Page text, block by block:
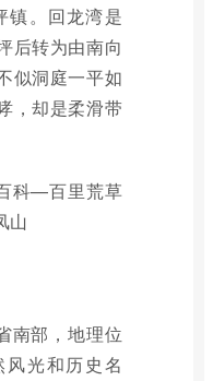
镇。回龙湾是
后转为由南向
似洞庭一平如
，却是柔滑带
科—百里荒草
山
南部，地理位
光和历史名